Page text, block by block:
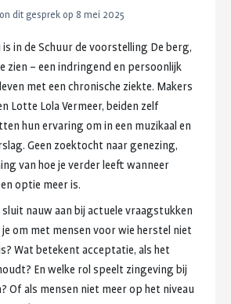
dit gesprek op 8 mei 2025
is in de Schuurde voorstelling De berg,
zien – een indringend en persoonlijk
leven met een chronische ziekte. Makers
Lotte LolaVermeer, beiden zelf
hun ervaring om in een muzikaal en
Geen zoektocht naargenezing,
van hoe je verderleeft wanneer
optie meeris.
sluit nauwaan bij actuele vraagstukken
je om met mensen voorwie herstel niet
Wat betekent acceptatie, als het
En welke rol speelt zingeving bij
Of als mensen niet meerop het niveau